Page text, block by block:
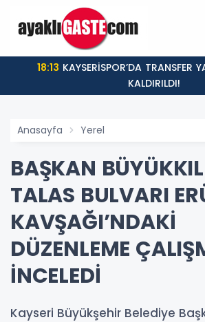
18:13
KALDIRILDI!
Anasayfa Yerel
BAŞKAN
TALAS BULVARI
KAVŞAĞI’NDAKİ
DÜZENLEME
İNCELEDİ
Kayseri Büyükşehir Belediye